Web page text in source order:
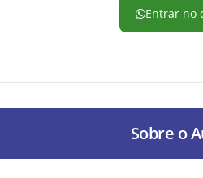
Entrar no
Sobre o